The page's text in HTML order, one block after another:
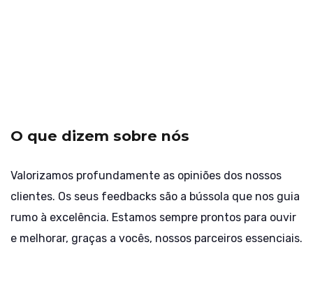
O que dizem sobre nós
Valorizamos profundamente as opiniões dos nossos
clientes. Os seus feedbacks são a bússola que nos guia
rumo à excelência. Estamos sempre prontos para ouvir
e melhorar, graças a vocês, nossos parceiros essenciais.